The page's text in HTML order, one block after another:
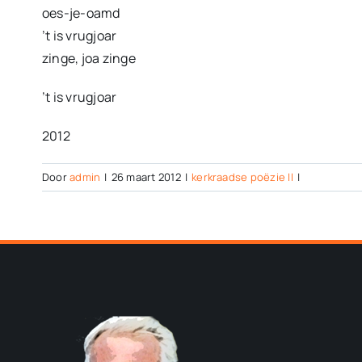
oes-je-oamd
’t is vrugjoar
zinge, joa zinge
’t is vrugjoar
2012
Dooradmin | 26 maart 2012 | kerkraadse poëzie II |